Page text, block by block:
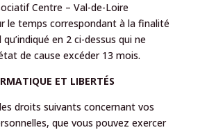
Centre – Val-de-Loire
le temps correspondant à la finalité
en 2 ci-dessus qui ne
de cause excéder 13 mois.
ET LIBERTÉS
droits suivants concernant vos
que vous pouvez exercer